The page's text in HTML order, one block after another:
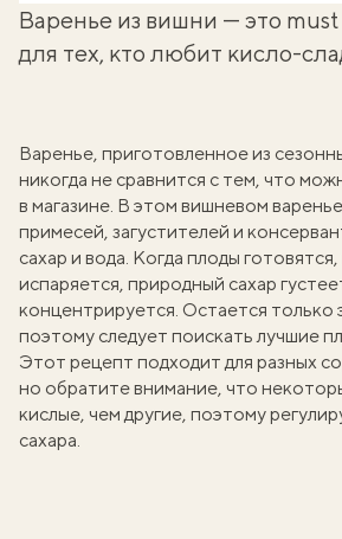
Варенье из вишни — это
для тех, кто любит кисло-
Варенье, приготовленное из
никогда не сравнится с тем, что
в магазине. В этом вишневом
примесей, загустителей и
сахар и вода. Когда плоды
испаряется, природный сахар
концентрируется. Остается только
поэтому следует поискать лучшие
Этот рецепт подходит для разных
но обратите внимание, что
кислые, чем другие, поэтому
сахара.